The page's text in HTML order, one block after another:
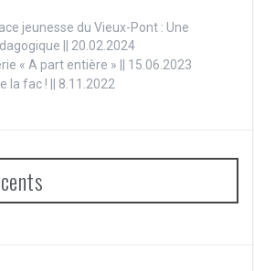
jeunesse du Vieux-Pont : Une
|| 20.02.2024
« A part entière » || 15.06.2023
la fac ! || 8.11.2022